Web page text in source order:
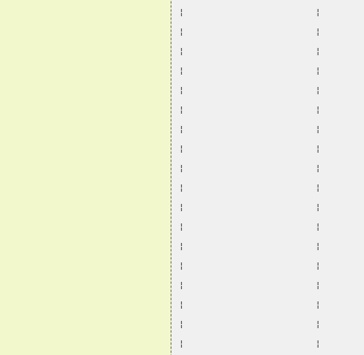
¦                       ¦
¦                       ¦
¦                       ¦
¦                       ¦
¦                       ¦
¦                       ¦
¦                       ¦
¦                       ¦
¦                       ¦
¦                       ¦
¦                       ¦
¦                       ¦
¦                       ¦
¦                       ¦
¦                       ¦
¦                       ¦
¦                       ¦
¦                       ¦